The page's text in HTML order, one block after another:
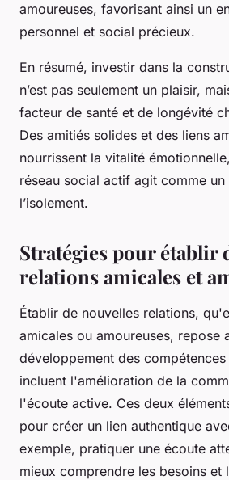
amoureuses, favorisant ainsi un
personnel et social précieux.
En résumé, investir dans la
n’est pas seulement un plaisir,
facteur de santé et de longévité
Des amitiés solides et des liens
nourrissent la vitalité
réseau social actif agit comme
l’isolement.
Stratégies pour établir
relations amicales et
Établir de nouvelles relations,
amicales ou amoureuses, repose
développement des
incluent l'amélioration de la
l'écoute active. Ces deux
pour créer un lien authentique
exemple, pratiquer une écoute
mieux comprendre les besoins et